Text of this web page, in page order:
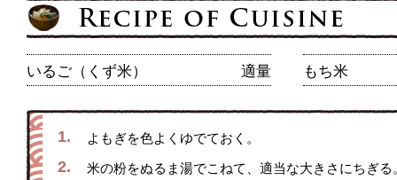
いるご（くず米） 適量 もち米
1. よもぎを色よくゆでておく。
2. 米の粉をぬるま湯でこねて、適当な大きさにちぎる